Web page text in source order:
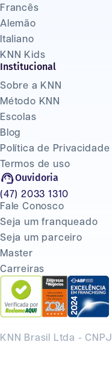
KNN Brasil Ltda -
Francês
Alemão
Italiano
KNN Kids
Institucional
Sobre a KNN
Método KNN
Escolas
Blog
Política de Privacidade
Termos de uso
Ouvidoria
(47) 2033 1310
Fale Conosco
Seja um franqueado
Seja um parceiro
Master
Carreiras